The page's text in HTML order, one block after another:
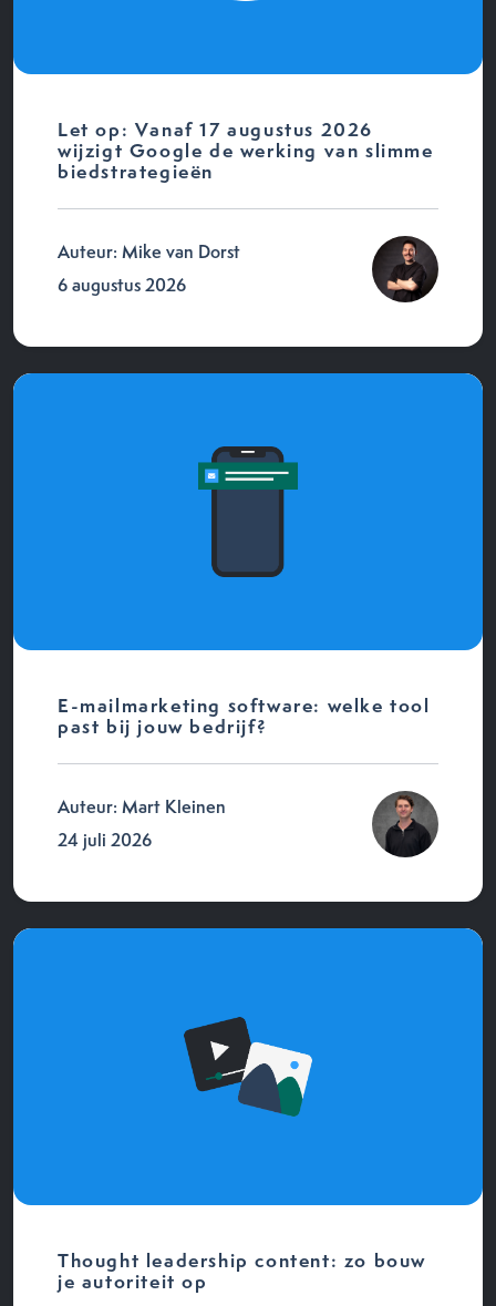
Let op: Vanaf 17 augustus 2026
wijzigt Google de werking van slimme
biedstrategieën
Auteur: Mike van Dorst
6 augustus 2026
E-mailmarketing software: welke tool
past bij jouw bedrijf?
Auteur: Mart Kleinen
24 juli 2026
Thought leadership content: zo bouw
je autoriteit op